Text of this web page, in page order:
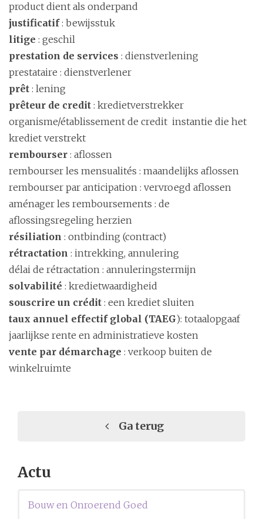
product dient als onderpand
justificatif: bewijsstuk
litige : geschil
prestation de services : dienstverlening
prestataire : dienstverlener
prêt : lening
prêteur de credit : kredietverstrekker
organisme/établissement de credit instantie die het
krediet verstrekt
rembourser : aflossen
rembourser les mensualités : maandelijks aflossen
rembourser par anticipation : vervroegd aflossen
aménager les remboursements : de
aflossingsregeling herzien
résiliation : ontbinding (contract)
rétractation : intrekking, annulering
délai de rétractation : annuleringstermijn
solvabilité : kredietwaardigheid
souscrire un crédit : een krediet sluiten
taux annuel effectif global (TAEG): totaalopgaaf
jaarlijkse rente en administratieve kosten
vente par démarchage : verkoop buiten de
winkelruimte
Ga terug
Actu
Bouw en Onroerend Goed